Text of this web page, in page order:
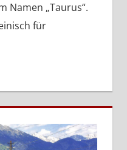
Namen „Taurus“.
für